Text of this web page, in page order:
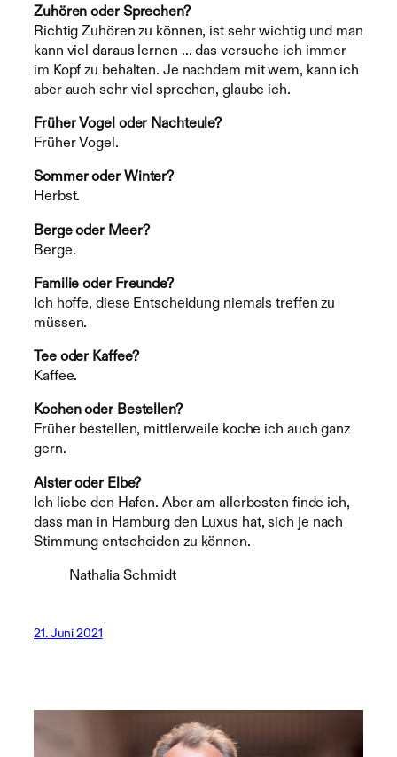
Zuhören oder Sprechen?
Richtig Zuhören zu können, ist sehr wichtig und man
kann viel daraus lernen … das versuche ich immer
im Kopf zu behalten. Je nachdem mit wem, kann ich
aber auch sehr viel sprechen, glaube ich.
Früher Vogel oder Nachteule?
Früher Vogel.
Sommer oder Winter?
Herbst.
Berge oder Meer?
Berge.
Familie oder Freunde?
Ich hoffe, diese Entscheidung niemals treffen zu
müssen.
Tee oder Kaffee?
Kaffee.
Kochen oder Bestellen?
Früher bestellen, mittlerweile koche ich auch ganz
gern.
Alster oder Elbe?
Ich liebe den Hafen. Aber am allerbesten finde ich,
dass man in Hamburg den Luxus hat, sich je nach
Stimmung entscheiden zu können.
Nathalia Schmidt
21. Juni 2021